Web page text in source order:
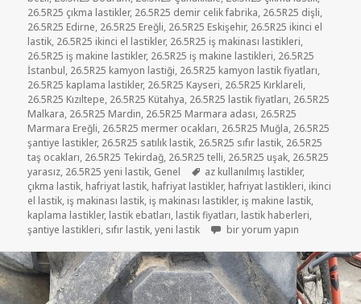
26.5R25 çıkma lastikler, 26.5R25 demir celik fabrika, 26.5R25 dişli,
26.5R25 Edirne, 26.5R25 Ereğli, 26.5R25 Eskişehir, 26.5R25 ikinci el
lastik, 26.5R25 ikinci el lastikler, 26.5R25 iş makinası lastikleri,
26.5R25 iş makine lastikler, 26.5R25 iş makine lastikleri, 26.5R25
İstanbul, 26.5R25 kamyon lastiği, 26.5R25 kamyon lastik fiyatları,
26.5R25 kaplama lastikler, 26.5R25 Kayseri, 26.5R25 Kırklareli,
26.5R25 Kızıltepe, 26.5R25 Kütahya, 26.5R25 lastik fiyatları, 26.5R25
Malkara, 26.5R25 Mardin, 26.5R25 Marmara adası, 26.5R25
Marmara Ereğli, 26.5R25 mermer ocakları, 26.5R25 Muğla, 26.5R25
şantiye lastikler, 26.5R25 satılık lastik, 26.5R25 sıfır lastik, 26.5R25
taş ocakları, 26.5R25 Tekirdağ, 26.5R25 telli, 26.5R25 uşak, 26.5R25
yarasız, 26.5R25 yeni lastik, Genel Etiketler
az kullanılmış lastikler,
çıkma lastik, hafriyat lastik, hafriyat lastikler, hafriyat lastikleri, ikinci
el lastik, iş makinası lastik, iş makinası lastikler, iş makine lastik,
kaplama lastikler, lastik ebatları, lastik fiyatları, lastik haberleri,
şantiye lastikleri, sıfır lastik,yeni lastik İŞ MAKİNE 26-5-25 SATILIK
bir yorum yapın